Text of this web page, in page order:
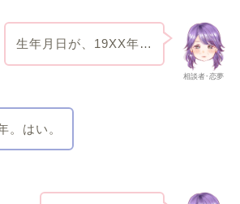
相談者･恋夢
生年月日が、19XX年…
。はい。